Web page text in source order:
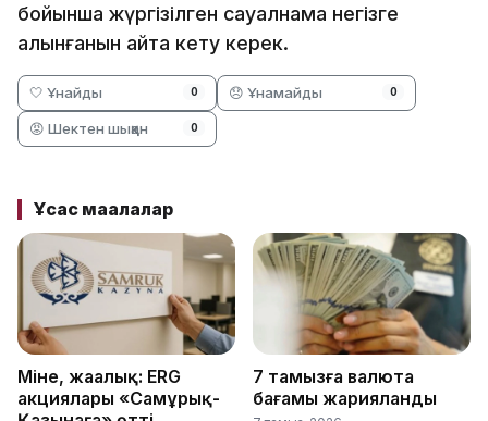
бойынша жүргізілген сауалнама негізге
алынғанын айта кету керек.
🤍 Ұнайды 0 😞 Ұнамайды 0
😡 Шектен шыққан 0
Ұқсас мақалалар
Міне, жаңалық: ERG
акциялары «Самұрық-
7 тамызға валюта
бағамы жарияланды